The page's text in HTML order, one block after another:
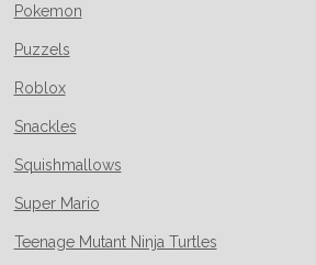
Pokemon
Puzzels
Roblox
Snackles
Squishmallows
Super Mario
Teenage Mutant Ninja Turtles